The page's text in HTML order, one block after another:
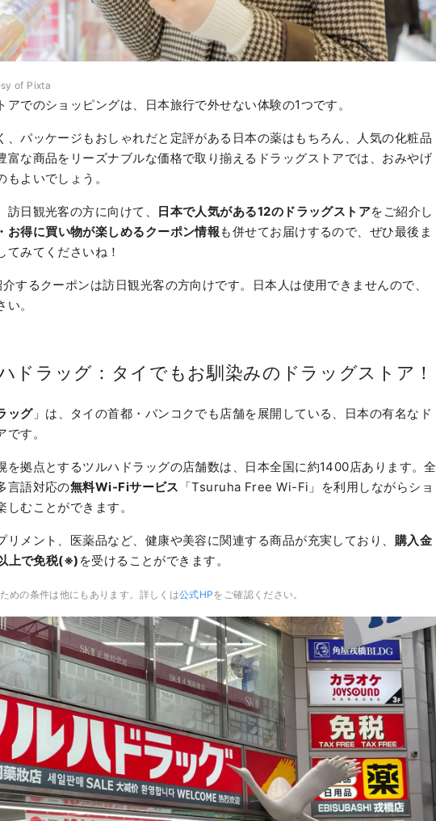
of Pixta
アでのショッピングは、日本旅行で外せない体験の1つです。
、パッケージもおしゃれだと定評がある日本の薬はもちろん、人気の化粧品
富な商品をリーズナブルな価格で取り揃えるドラッグストアでは、おみやげ
もよいでしょう。
訪日観光客の方に向けて、 日本で人気がある12のドラッグストアをご紹介し
お得に買い物が楽しめるクーポン情報 も併せてお届けするので、ぜひ最後ま
てみてくださいね！
するクーポンは訪日観光客の方向けです。日本人は使用できませんので、
。
ドラッグ：タイでもお馴染みのドラッグストア！
ッグ」は、タイの首都・バンコクでも店舗を展開している、日本の有名なド
す。
を拠点とするツルハドラッグの店舗数は、日本全国に約1400店あります。全
言語対応の無料Wi-Fiサービス 「Tsuruha Free Wi-Fi」を利用しながらショ
しむことができます。
リメント、医薬品など、健康や美容に関連する商品が充実しており、 購入金
上で免税(※) を受けることができます。
めの条件は他にもあります。詳しくは公式HPをご確認ください。